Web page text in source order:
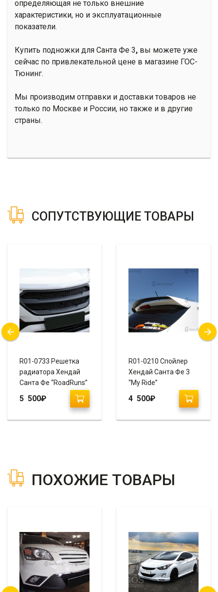
определяющая не только внешние
характеристики, но и эксплуатационные
показатели.
Купить подножки для Санта Фе 3, вы можете уже
сейчас по привлекательной цене в магазине ГОС-
Тюнинг.
Мы производим отправки и доставки товаров не
только по Москве и России, но также и в другие
страны.
СОПУТСТВУЮЩИЕ ТОВАРЫ
R01-0733 Решетка
радиатора Хендай
Санта Фе “RoadRuns”
5 500₽
R01-0210 Спойлер
Хендай Санта Фе 3
“My Ride”
4 500₽
ПОХОЖИЕ ТОВАРЫ